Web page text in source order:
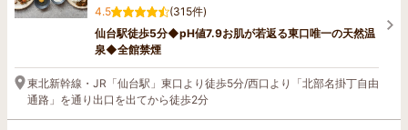
4.5
(315件)
仙台駅徒歩5分◆pH値7.9お肌が若返る東口唯一の天然温
泉◆全館禁煙
東北新幹線・JR「仙台駅」東口より徒歩5分/西口より「北部名掛丁自由
通路」を通り出口を出てから徒歩2分